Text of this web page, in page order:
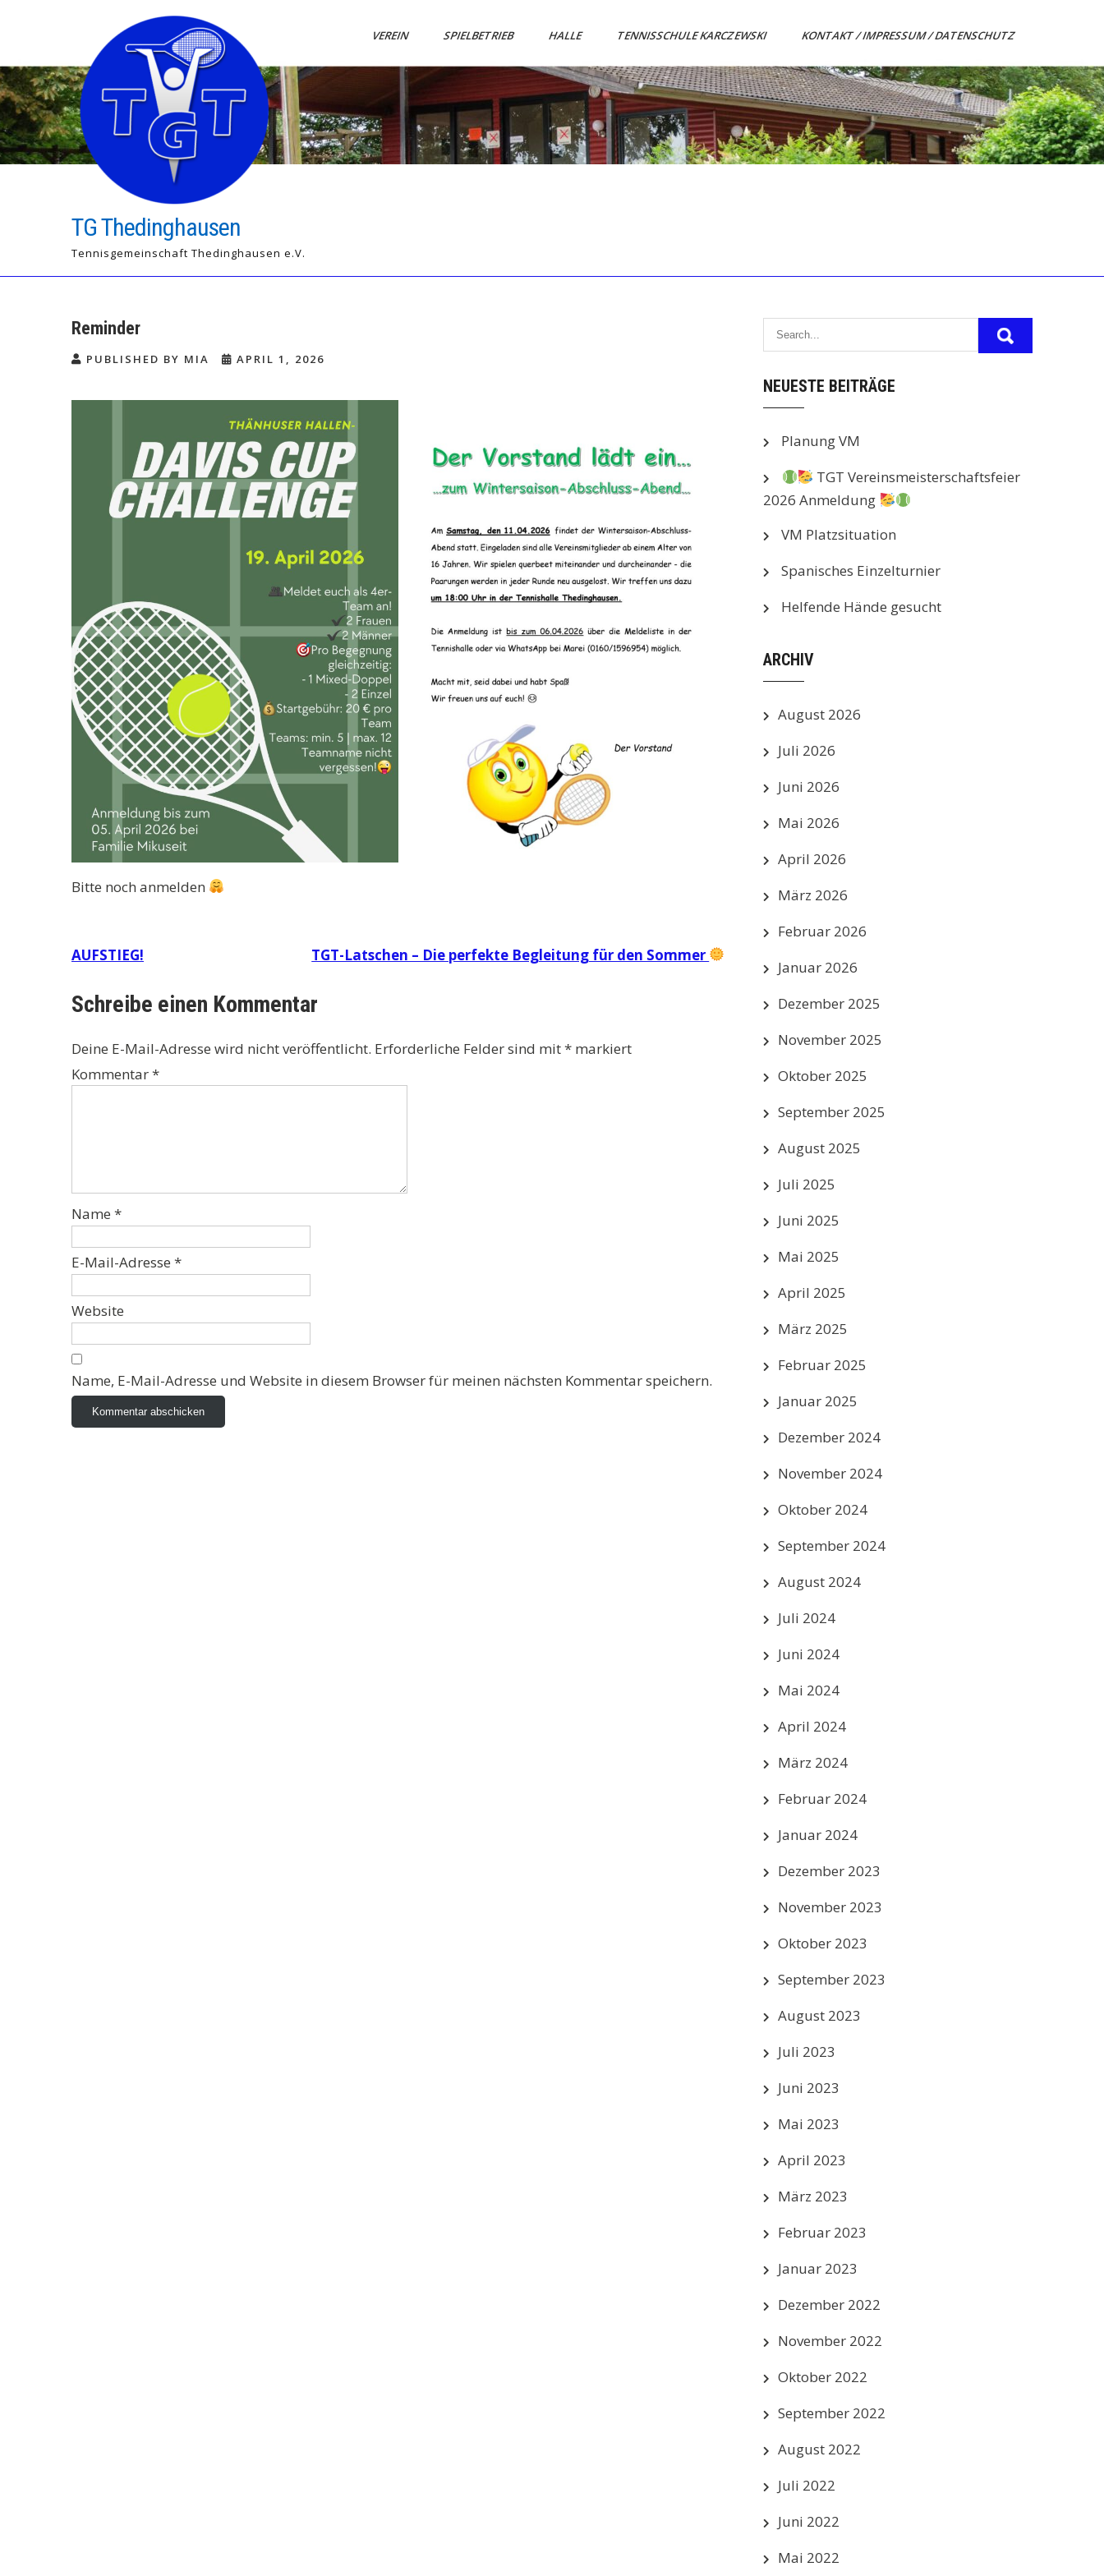
TG Thedinghausen
Tennisgemeinschaft Thedinghausen e.V.
VEREIN SPIELBETRIEB HALLE TENNISSCHULE KARCZEWSKI KONTAKT / IMPRESSUM / DATENSCHUTZ
Reminder
PUBLISHED BY MIA APRIL 1, 2026
Bitte noch anmelden
Beitragsnavigation
AUFSTIEG! TGT-Latschen – Die perfekte Begleitung für den Sommer
Schreibe einen Kommentar
Deine E-Mail-Adresse wird nicht veröffentlicht. Erforderliche Felder sind mit* markiert
Kommentar*
Name *
E-Mail-Adresse *
Website
Name, E-Mail-Adresse und Website in diesem Browser für meinen nächsten Kommentar speichern.
NEUESTE BEITRÄGE
Planung VM
TGT Vereinsmeisterschaftsfeier
2026 Anmeldung
VM Platzsituation
Spanisches Einzelturnier
Helfende Hände gesucht
ARCHIV
August 2026
Juli 2026
Juni 2026
Mai 2026
April 2026
März 2026
Februar 2026
Januar 2026
Dezember 2025
November 2025
Oktober 2025
September 2025
August 2025
Juli 2025
Juni 2025
Mai 2025
April 2025
März 2025
Februar 2025
Januar 2025
Dezember 2024
November 2024
Oktober 2024
September 2024
August 2024
Juli 2024
Juni 2024
Mai 2024
April 2024
März 2024
Februar 2024
Januar 2024
Dezember 2023
November 2023
Oktober 2023
September 2023
August 2023
Juli 2023
Juni 2023
Mai 2023
April 2023
März 2023
Februar 2023
Januar 2023
Dezember 2022
November 2022
Oktober 2022
September 2022
August 2022
Juli 2022
Juni 2022
Mai 2022